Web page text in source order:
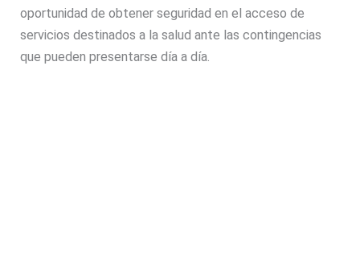
oportunidad de obtener seguridad en el acceso de
servicios destinados a la salud ante las contingencias
que pueden presentarse día a día.